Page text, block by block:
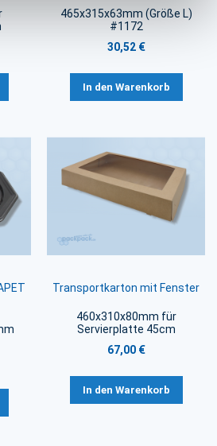
465x315x63mm (Größe L)
#1172
30,52 €
In den Warenkorb
Transportkarton mit Fenster
460x310x80mm für
Servierplatte 45cm
67,00 €
In den Warenkorb